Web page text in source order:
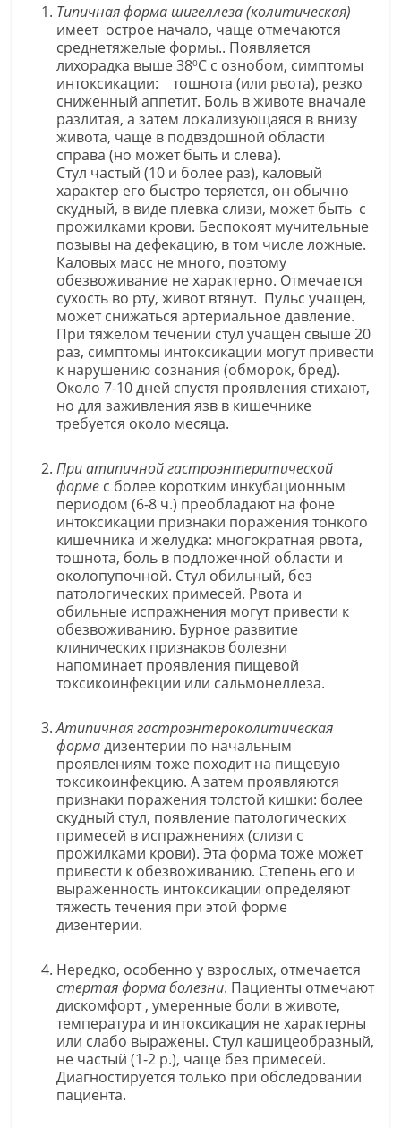
Типичная форма шигеллеза (колитическая)
имеет острое начало, чаще отмечаются
среднетяжелые формы.. Появляется
лихорадка выше 380С с ознобом, симптомы
интоксикации: тошнота (или рвота), резко
сниженный аппетит. Боль в животе вначале
разлитая, а затем локализующаяся в внизу
живота, чаще в подвздошной области
справа (но может быть и слева).
Стул частый (10 и более раз), каловый
характер его быстро теряется, он обычно
скудный, в виде плевка слизи, может быть с
прожилками крови. Беспокоят мучительные
позывы на дефекацию, в том числе ложные.
Каловых масс не много, поэтому
обезвоживание не характерно. Отмечается
сухость во рту, живот втянут. Пульс учащен,
может снижаться артериальное давление.
При тяжелом течении стул учащен свыше 20
раз, симптомы интоксикации могут привести
к нарушению сознания (обморок, бред).
Около 7-10 дней спустя проявления стихают,
но для заживления язв в кишечнике
требуется около месяца.
При атипичной гастроэнтеритической
форме с более коротким инкубационным
периодом (6-8 ч.) преобладают на фоне
интоксикации признаки поражения тонкого
кишечника и желудка: многократная рвота,
тошнота, боль в подложечной области и
околопупочной. Стул обильный, без
патологических примесей. Рвота и
обильные испражнения могут привести к
обезвоживанию. Бурное развитие
клинических признаков болезни
напоминает проявления пищевой
токсикоинфекции или сальмонеллеза.
Атипичная гастроэнтероколитическая
формадизентерии по начальным
проявлениям тоже походит на пищевую
токсикоинфекцию. А затем проявляются
признаки поражения толстой кишки: более
скудный стул, появление патологических
примесей в испражнениях (слизи с
прожилками крови). Эта форма тоже может
привести к обезвоживанию. Степень его и
выраженность интоксикации определяют
тяжесть течения при этой форме
дизентерии.
Нередко, особенно у взрослых, отмечается
стертая форма болезни. Пациенты отмечают
дискомфорт , умеренные боли в животе,
температура и интоксикация не характерны
или слабо выражены. Стул кашицеобразный,
не частый (1-2 р.), чаще без примесей.
Диагностируется только при обследовании
пациента.